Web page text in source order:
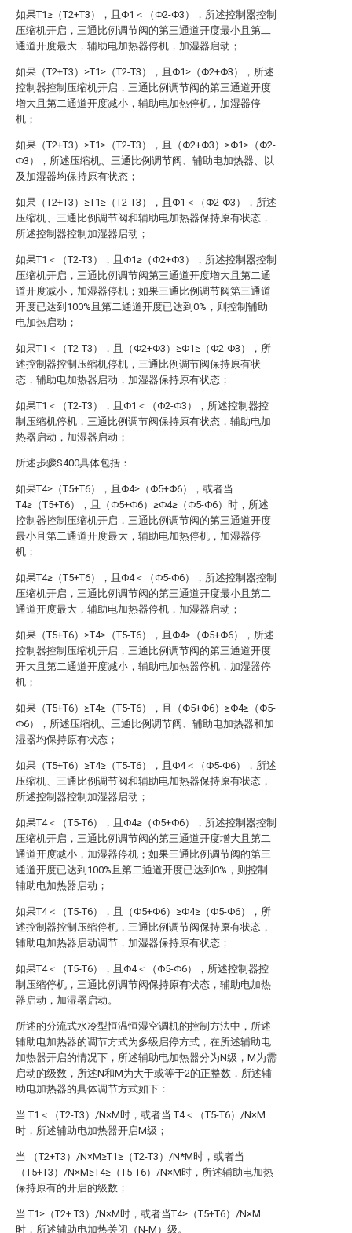
如果T1≥（T2+T3），且Φ1＜（Φ2-Φ3），所述控制器控制
压缩机开启，三通比例调节阀的第三通道开度最小且第二
通道开度最大，辅助电加热器停机，加湿器启动；
如果（T2+T3）≥T1≥（T2-T3），且Φ1≥（Φ2+Φ3），所述
控制器控制压缩机开启，三通比例调节阀的第三通道开度
增大且第二通道开度减小，辅助电加热停机，加湿器停
机；
如果（T2+T3）≥T1≥（T2-T3），且（Φ2+Φ3）≥Φ1≥（Φ2-
Φ3），所述压缩机、三通比例调节阀、辅助电加热器、以
及加湿器均保持原有状态；
如果（T2+T3）≥T1≥（T2-T3），且Φ1＜（Φ2-Φ3），所述
压缩机、三通比例调节阀和辅助电加热器保持原有状态，
所述控制器控制加湿器启动；
如果T1＜（T2-T3），且Φ1≥（Φ2+Φ3），所述控制器控制
压缩机开启，三通比例调节阀第三通道开度增大且第二通
道开度减小，加湿器停机；如果三通比例调节阀第三通道
开度已达到100%且第二通道开度已达到0%，则控制辅助
电加热启动；
如果T1＜（T2-T3），且（Φ2+Φ3）≥Φ1≥（Φ2-Φ3），所
述控制器控制压缩机停机，三通比例调节阀保持原有状
态，辅助电加热器启动，加湿器保持原有状态；
如果T1＜（T2-T3），且Φ1＜（Φ2-Φ3），所述控制器控
制压缩机停机，三通比例调节阀保持原有状态，辅助电加
热器启动，加湿器启动；
所述步骤S400具体包括：
如果T4≥（T5+T6），且Φ4≥（Φ5+Φ6），或者当
T4≥（T5+T6），且（Φ5+Φ6）≥Φ4≥（Φ5-Φ6）时，所述
控制器控制压缩机开启，三通比例调节阀的第三通道开度
最小且第二通道开度最大，辅助电加热停机，加湿器停
机；
如果T4≥（T5+T6），且Φ4＜（Φ5-Φ6），所述控制器控制
压缩机开启，三通比例调节阀的第三通道开度最小且第二
通道开度最大，辅助电加热器停机，加湿器启动；
如果（T5+T6）≥T4≥（T5-T6），且Φ4≥（Φ5+Φ6），所述
控制器控制压缩机开启，三通比例调节阀的第三通道开度
开大且第二通道开度减小，辅助电加热器停机，加湿器停
机；
如果（T5+T6）≥T4≥（T5-T6），且（Φ5+Φ6）≥Φ4≥（Φ5-
Φ6），所述压缩机、三通比例调节阀、辅助电加热器和加
湿器均保持原有状态；
如果（T5+T6）≥T4≥（T5-T6），且Φ4＜（Φ5-Φ6），所述
压缩机、三通比例调节阀和辅助电加热器保持原有状态，
所述控制器控制加湿器启动；
如果T4＜（T5-T6），且Φ4≥（Φ5+Φ6），所述控制器控制
压缩机开启，三通比例调节阀的第三通道开度增大且第二
通道开度减小，加湿器停机；如果三通比例调节阀的第三
通道开度已达到100%且第二通道开度已达到0%，则控制
辅助电加热器启动；
如果T4＜（T5-T6），且（Φ5+Φ6）≥Φ4≥（Φ5-Φ6），所
述控制器控制压缩停机，三通比例调节阀保持原有状态，
辅助电加热器启动调节，加湿器保持原有状态；
如果T4＜（T5-T6），且Φ4＜（Φ5-Φ6），所述控制器控
制压缩停机，三通比例调节阀保持原有状态，辅助电加热
器启动，加湿器启动。
所述的分流式水冷型恒温恒湿空调机的控制方法中，所述
辅助电加热器的调节方式为多级启停方式，在所述辅助电
加热器开启的情况下，所述辅助电加热器分为N级，M为需
启动的级数，所述N和M为大于或等于2的正整数，所述辅
助电加热器的具体调节方式如下：
当 T1＜（T2-T3）/N×M时，或者当 T4＜（T5-T6）/N×M
时，所述辅助电加热器开启M级；
当 （T2+T3）/N×M≥T1≥（T2-T3）/N*M时，或者当
（T5+T3）/N×M≥T4≥（T5-T6）/N×M时，所述辅助电加热
保持原有的开启的级数；
当 T1≥（T2+ T3）/N×M时，或者当T4≥（T5+T6）/N×M
时，所述辅助电加热关闭（N-M）级。